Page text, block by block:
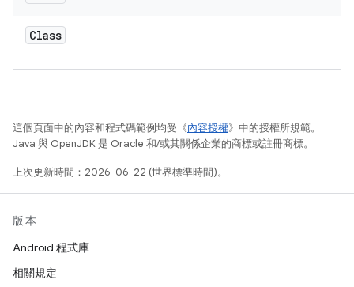
Class
這個頁面中的內容和程式碼範例均受《內容授權》中的授權所規範。
Java 與 OpenJDK 是 Oracle 和/或其關係企業的商標或註冊商標。
上次更新時間：2026-06-22 (世界標準時間)。
版本
Android 程式庫
相關規定